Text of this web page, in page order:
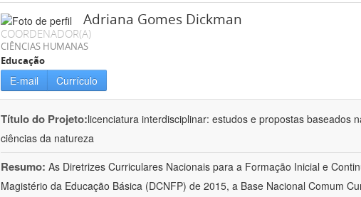
Adriana Gomes Dickman
COORDENADOR(A)
CIÊNCIAS HUMANAS
Educação
E-mail Currículo
Título do Projeto:licenciatura interdisciplinar: estudos e propostas baseados
ciências da natureza
Resumo: As Diretrizes Curriculares Nacionais para a Formação Inicial e
Magistério da Educação Básica (DCNFP) de 2015, a Base Nacional Comum